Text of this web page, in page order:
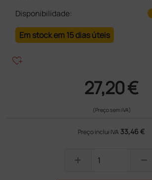
Disponibilidade:
Em stock em 15 dias úteis
heart_plus
27,20 €
(Preço sem IVA)
Preço inclui IVA 33,46 €
add remove